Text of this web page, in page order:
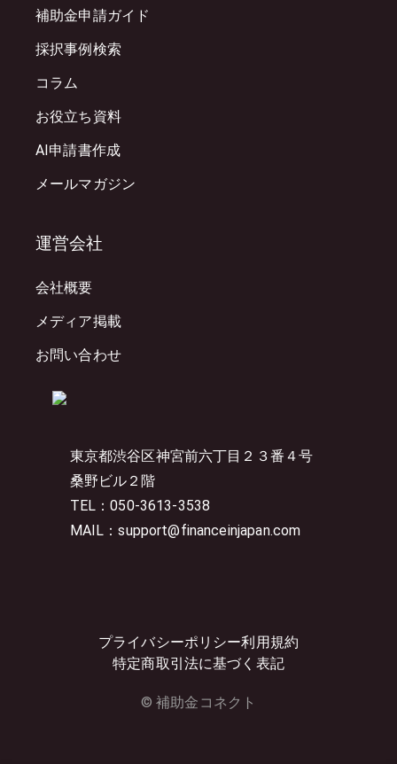
東京都渋谷区神宮前六丁目２３番４号
桑野ビル２階
TEL：050-3613-3538
MAIL：support@financeinjapan.com
プライバシーポリシー利用規約
特定商取引法に基づく表記
© 補助金コネクト
補助金申請ガイド
採択事例検索
コラム
お役立ち資料
AI申請書作成
メールマガジン
運営会社
会社概要
メディア掲載
お問い合わせ